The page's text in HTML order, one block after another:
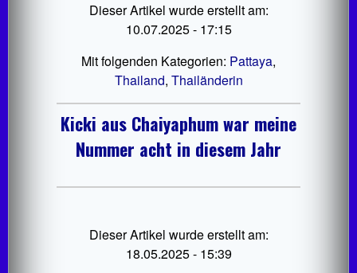
Dieser Artikel wurde erstellt am:
10.07.2025 - 17:15
Mit folgenden Kategorien: Pattaya,
Thailand, Thailänderin
Kicki aus Chaiyaphum war meine
Nummer acht in diesem Jahr
Dieser Artikel wurde erstellt am:
18.05.2025 - 15:39